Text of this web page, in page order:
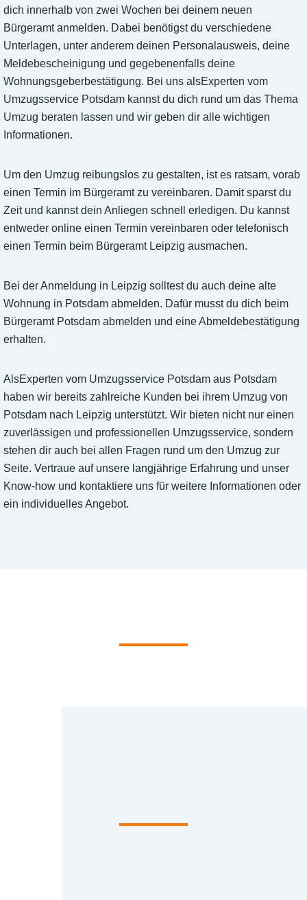
dich innerhalb von zwei Wochen bei deinem neuen
Bürgeramt anmelden. Dabei benötigst du verschiedene
Unterlagen, unter anderem deinen Personalausweis, deine
Meldebescheinigung und gegebenenfalls deine
Wohnungsgeberbestätigung. Bei uns alsExperten vom
Umzugsservice Potsdam kannst du dich rund um das Thema
Umzug beraten lassen und wir geben dir alle wichtigen
Informationen.
Um den Umzug reibungslos zu gestalten, ist es ratsam, vorab
einen Termin im Bürgeramt zu vereinbaren. Damit sparst du
Zeit und kannst dein Anliegen schnell erledigen. Du kannst
entweder online einen Termin vereinbaren oder telefonisch
einen Termin beim Bürgeramt Leipzig ausmachen.
Bei der Anmeldung in Leipzig solltest du auch deine alte
Wohnung in Potsdam abmelden. Dafür musst du dich beim
Bürgeramt Potsdam abmelden und eine Abmeldebestätigung
erhalten.
AlsExperten vom Umzugsservice Potsdam aus Potsdam
haben wir bereits zahlreiche Kunden bei ihrem Umzug von
Potsdam nach Leipzig unterstützt. Wir bieten nicht nur einen
zuverlässigen und professionellen Umzugsservice, sondern
stehen dir auch bei allen Fragen rund um den Umzug zur
Seite. Vertraue auf unsere langjährige Erfahrung und unser
Know-how und kontaktiere uns für weitere Informationen oder
ein individuelles Angebot.